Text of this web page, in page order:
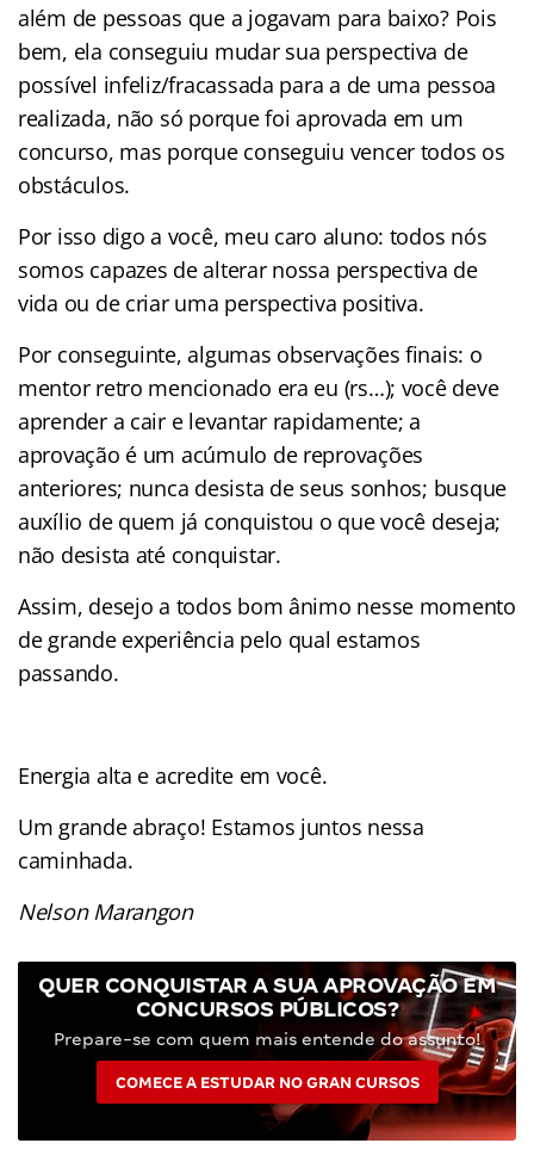
além de pessoas que a jogavam para baixo? Pois
bem, ela conseguiu mudar sua perspectiva de
possível infeliz/fracassada para a de uma pessoa
realizada, não só porque foi aprovada em um
concurso, mas porque conseguiu vencer todos os
obstáculos.
Por isso digo a você, meu caro aluno: todos nós
somos capazes de alterar nossa perspectiva de
vida ou de criar uma perspectiva positiva.
Por conseguinte, algumas observações finais: o
mentor retro mencionado era eu (rs…); você deve
aprender a cair e levantar rapidamente; a
aprovação é um acúmulo de reprovações
anteriores; nunca desista de seus sonhos; busque
auxílio de quem já conquistou o que você deseja;
não desista até conquistar.
Assim, desejo a todos bom ânimo nesse momento
de grande experiência pelo qual estamos
passando.
Energia alta e acredite em você.
Um grande abraço! Estamos juntos nessa
caminhada.
Nelson Marangon
QUER CONQUISTAR A SUA APROVAÇÃO EM
CONCURSOS PÚBLICOS?
Prepare-se com quem mais entende do assunto!
COMECE A ESTUDAR NO GRAN CURSOS